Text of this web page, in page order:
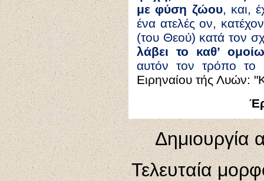
με φύση ζώου, και,
ένα ατελές ον,
(του Θεού) κατά τον
λάβει το καθ’
αυτόν τον τρόπο το
Ειρηναίου τής Λυών:
Δημιουργία
Τελευταία